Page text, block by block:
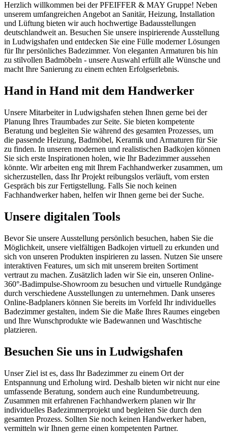
Herzlich willkommen bei der PFEIFFER & MAY Gruppe! Neben
unserem umfangreichen Angebot an Sanitär, Heizung, Installation
und Lüftung bieten wir auch hochwertige Badausstellungen
deutschlandweit an. Besuchen Sie unsere inspirierende Ausstellung
in Ludwigshafen und entdecken Sie eine Fülle moderner Lösungen
für Ihr persönliches Badezimmer. Von eleganten Armaturen bis hin
zu stilvollen Badmöbeln - unsere Auswahl erfüllt alle Wünsche und
macht Ihre Sanierung zu einem echten Erfolgserlebnis.
Hand in Hand mit dem Handwerker
Unsere Mitarbeiter in Ludwigshafen stehen Ihnen gerne bei der
Planung Ihres Traumbades zur Seite. Sie bieten kompetente
Beratung und begleiten Sie während des gesamten Prozesses, um
die passende Heizung, Badmöbel, Keramik und Armaturen für Sie
zu finden. In unseren modernen und realistischen Badkojen können
Sie sich erste Inspirationen holen, wie Ihr Badezimmer aussehen
könnte. Wir arbeiten eng mit Ihrem Fachhandwerker zusammen, um
sicherzustellen, dass Ihr Projekt reibungslos verläuft, vom ersten
Gespräch bis zur Fertigstellung. Falls Sie noch keinen
Fachhandwerker haben, helfen wir Ihnen gerne bei der Suche.
Unsere digitalen Tools
Bevor Sie unsere Ausstellung persönlich besuchen, haben Sie die
Möglichkeit, unsere vielfältigen Badkojen virtuell zu erkunden und
sich von unseren Produkten inspirieren zu lassen. Nutzen Sie unsere
interaktiven Features, um sich mit unserem breiten Sortiment
vertraut zu machen. Zusätzlich laden wir Sie ein, unseren Online-
360°-Badimpulse-Showroom zu besuchen und virtuelle Rundgänge
durch verschiedene Ausstellungen zu unternehmen. Dank unseres
Online-Badplaners können Sie bereits im Vorfeld Ihr individuelles
Badezimmer gestalten, indem Sie die Maße Ihres Raumes eingeben
und Ihre Wunschprodukte wie Badewannen und Waschtische
platzieren.
Besuchen Sie uns in Ludwigshafen
Unser Ziel ist es, dass Ihr Badezimmer zu einem Ort der
Entspannung und Erholung wird. Deshalb bieten wir nicht nur eine
umfassende Beratung, sondern auch eine Rundumbetreuung.
Zusammen mit erfahrenen Fachhandwerkern planen wir Ihr
individuelles Badezimmerprojekt und begleiten Sie durch den
gesamten Prozess. Sollten Sie noch keinen Handwerker haben,
vermitteln wir Ihnen gerne einen kompetenten Partner.